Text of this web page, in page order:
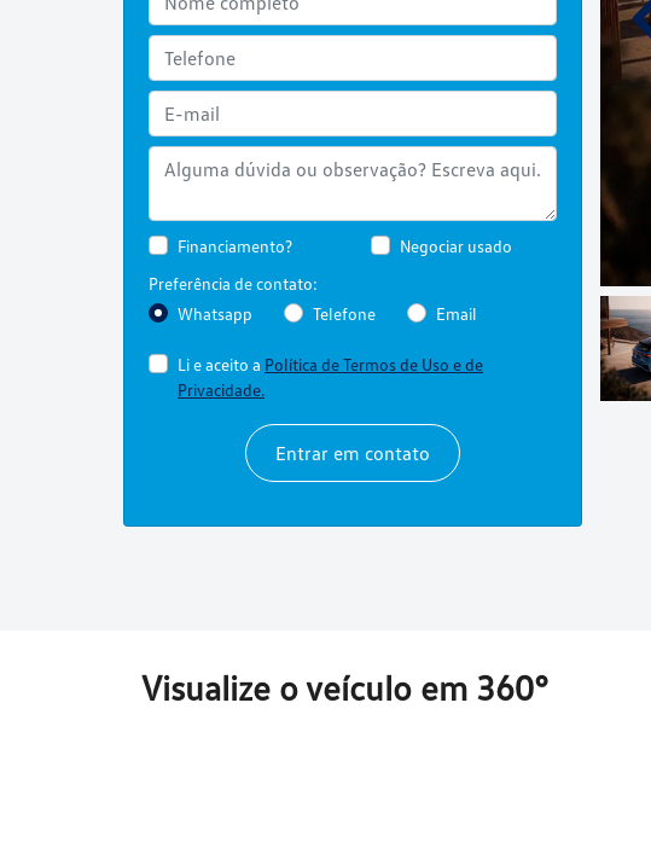
Financiamento?
Negociar usado
Preferência de contato:
Whatsapp
Telefone Email
Li e aceito a Política de Termos de Uso e de
Privacidade.
Entrar em contato
Visualize o veículo em 360°